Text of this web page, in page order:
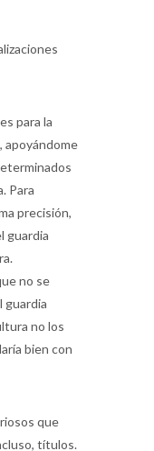
para la
apoyándome
Para
precisión,
guardia
no se
guardia
no los
bien con
que
títulos.